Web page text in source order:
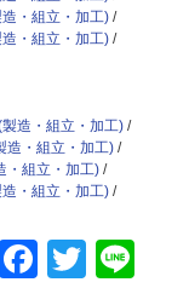
・組立・加工)
・組立・加工)
造・組立・加工)
造・組立・加工)
・組立・加工)
・組立・加工)
Facebook
Twitter